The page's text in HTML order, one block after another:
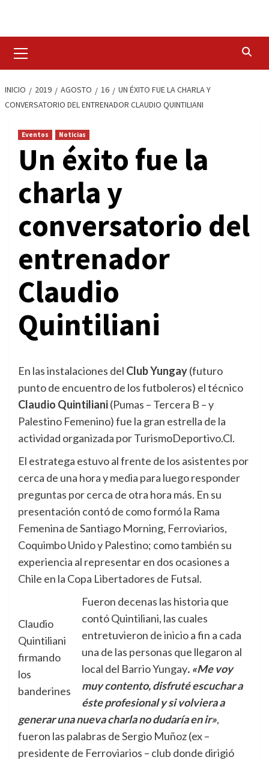
contenido
primario
INICIO 2019 AGOSTO 16
UN ÉXITO FUE LA CHARLA Y
CONVERSATORIO DEL ENTRENADOR CLAUDIO QUINTILIANI
Eventos Noticias
Un éxito fue la
charla y
conversatorio del
entrenador
Claudio
Quintiliani
En las instalaciones del Club Yungay(futuro
punto de encuentro de los futboleros) el técnico
Claudio Quintiliani(Pumas – Tercera B – y
Palestino Femenino) fue la gran estrella de la
actividad organizada por TurismoDeportivo.Cl.
El estratega estuvo al frente de los asistentes por
cerca de una hora y media para luego responder
preguntas por cerca de otra hora más. En su
presentación contó de como formó la Rama
Femenina de Santiago Morning, Ferroviarios,
Coquimbo Unido y Palestino; como también su
experiencia al representar en dos ocasiones a
Chile en la Copa Libertadores de Futsal.
Claudio
Quintiliani
firmando
los
banderines
Fueron decenas las historia que
contó Quintiliani, las cuales
entretuvieron de inicio a fin a cada
una de las personas que llegaron al
local del Barrio Yungay. «Me voy
muy contento, disfruté escuchar a
éste profesional y si volviera a
generar una nueva charla no dudaría en ir»,
fueron las palabras de Sergio Muñoz (ex –
presidente de Ferroviarios – club donde dirigió